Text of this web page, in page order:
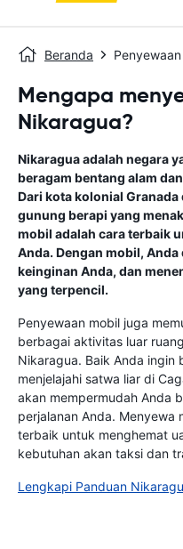
Beranda
Mengapa
Nikaragua?
Nikaragua adalah negara
beragam bentang alam
Dari kota kolonial
gunung berapi yang
mobil adalah cara terbaik
Anda. Dengan mobil,
keinginan Anda, dan
yang terpencil.
Penyewaan mobil juga
berbagai aktivitas luar
Nikaragua. Baik Anda ingin
menjelajahi satwa liar di
akan mempermudah Anda
perjalanan Anda. Menyewa
terbaik untuk menghemat
kebutuhan akan taksi dan
Lengkapi Panduan